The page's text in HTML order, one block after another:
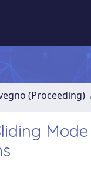
(Proceeding)